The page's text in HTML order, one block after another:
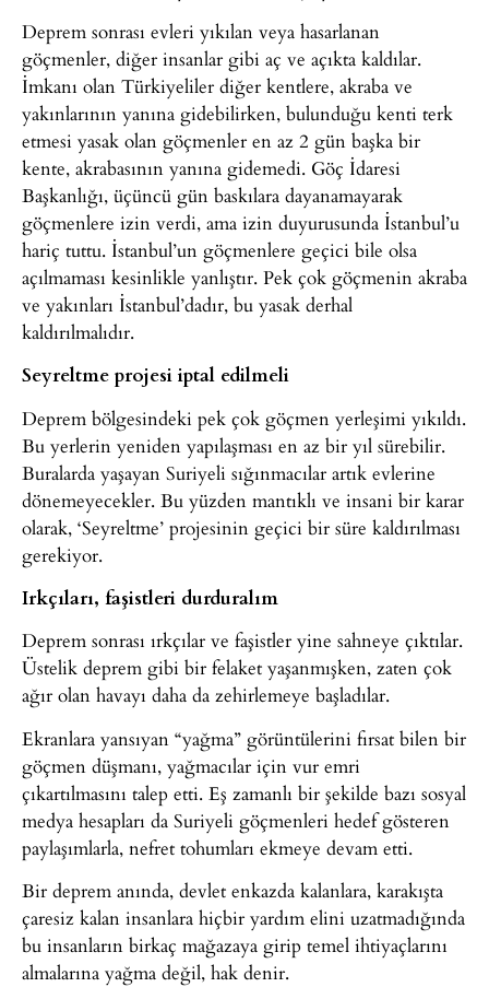
Deprem sonrası evleri yıkılan veya hasarlanan
göçmenler, diğer insanlar gibi aç ve açıkta kaldılar.
İmkanı olan Türkiyeliler diğer kentlere, akraba ve
yakınlarının yanına gidebilirken, bulunduğu kenti terk
etmesi yasak olan göçmenler en az 2 gün başka bir
kente, akrabasının yanına gidemedi. Göç İdaresi
Başkanlığı, üçüncü gün baskılara dayanamayarak
göçmenlere izin verdi, ama izin duyurusunda İstanbul’u
hariç tuttu. İstanbul’un göçmenlere geçici bile olsa
açılmaması kesinlikle yanlıştır. Pek çok göçmenin akraba
ve yakınları İstanbul’dadır, bu yasak derhal
kaldırılmalıdır.
Seyreltme projesi iptal edilmeli
Deprem bölgesindeki pek çok göçmen yerleşimi yıkıldı.
Bu yerlerin yeniden yapılaşması en az bir yıl sürebilir.
Buralarda yaşayan Suriyeli sığınmacılar artık evlerine
dönemeyecekler. Bu yüzden mantıklı ve insani bir karar
olarak, ‘Seyreltme’ projesinin geçici bir süre kaldırılması
gerekiyor.
Irkçıları, faşistleri durduralım
Deprem sonrası ırkçılar ve faşistler yine sahneye çıktılar.
Üstelik deprem gibi bir felaket yaşanmışken, zaten çok
ağır olan havayı daha da zehirlemeye başladılar.
Ekranlara yansıyan “yağma” görüntülerini fırsat bilen bir
göçmen düşmanı, yağmacılar için vur emri
çıkartılmasını talep etti. Eş zamanlı bir şekilde bazı sosyal
medya hesapları da Suriyeli göçmenleri hedef gösteren
paylaşımlarla, nefret tohumları ekmeye devam etti.
Bir deprem anında, devlet enkazda kalanlara, karakışta
çaresiz kalan insanlara hiçbir yardım elini uzatmadığında
bu insanların birkaç mağazaya girip temel ihtiyaçlarını
almalarına yağma değil, hak denir.